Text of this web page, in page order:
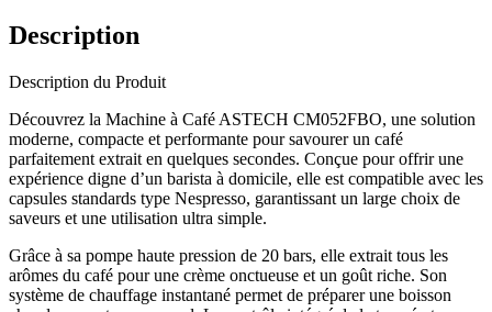
Description
Description du Produit
Découvrez la Machine à Café ASTECH CM052FBO, une solution
moderne, compacte et performante pour savourer un café
parfaitement extrait en quelques secondes. Conçue pour offrir une
expérience digne d’un barista à domicile, elle est compatible avec les
capsules standards type Nespresso, garantissant un large choix de
saveurs et une utilisation ultra simple.
Grâce à sa pompe haute pression de 20 bars, elle extrait tous les
arômes du café pour une crème onctueuse et un goût riche. Son
système de chauffage instantané permet de préparer une boisson